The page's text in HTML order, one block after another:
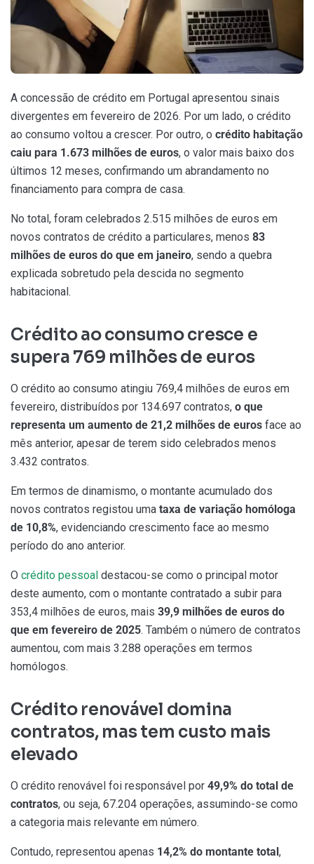
A concessão de crédito em Portugal apresentou sinais
divergentes em fevereiro de 2026. Por um lado, o crédito
ao consumo voltou a crescer. Por outro, o crédito habitação
caiu para 1.673 milhões de euros, o valor mais baixo dos
últimos 12 meses, confirmando um abrandamento no
financiamento para compra de casa.
No total, foram celebrados 2.515 milhões de euros em
novos contratos de crédito a particulares, menos 83
milhões de euros do que em janeiro, sendo a quebra
explicada sobretudo pela descida no segmento
habitacional.
Crédito ao consumo cresce e
supera 769 milhões de euros
O crédito ao consumo atingiu 769,4 milhões de euros em
fevereiro, distribuídos por 134.697 contratos, o que
representa um aumento de 21,2 milhões de euros face ao
mês anterior, apesar de terem sido celebrados menos
3.432 contratos.
Em termos de dinamismo, o montante acumulado dos
novos contratos registou uma taxa de variação homóloga
de 10,8%, evidenciando crescimento face ao mesmo
período do ano anterior.
O crédito pessoal destacou-se como o principal motor
deste aumento, com o montante contratado a subir para
353,4 milhões de euros, mais 39,9 milhões de euros do
que em fevereiro de 2025. Também o número de contratos
aumentou, com mais 3.288 operações em termos
homólogos.
Crédito renovável domina
contratos, mas tem custo mais
elevado
O crédito renovável foi responsável por 49,9% do total de
contratos, ou seja, 67.204 operações, assumindo-se como
a categoria mais relevante em número.
Contudo, representou apenas 14,2% do montante total ,